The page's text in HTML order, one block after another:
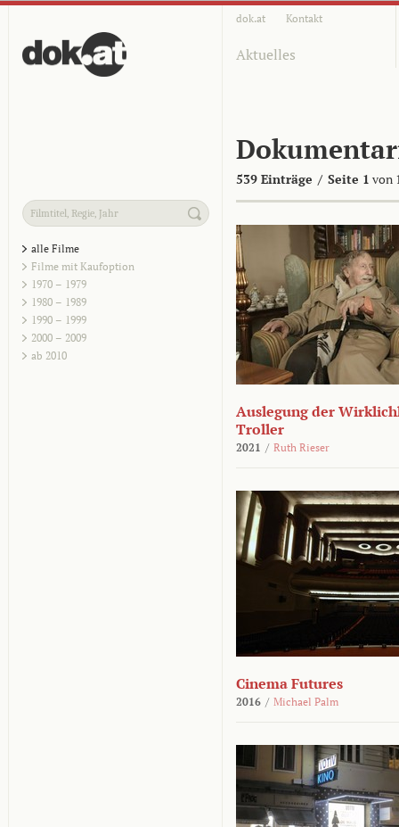
dok.at Kontakt
Aktuelles
539 Einträge / Seite 1 von
alle Filme
Filme mit Kaufoption
1970 – 1979
1980 – 1989
1990 – 1999
2000 – 2009
ab 2010
Auslegung der
Troller
2021 / Ruth Rieser
Cinema Futures
2016 / Michael Palm